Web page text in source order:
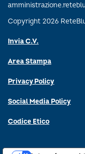
Copyright 2026
Invia C.V.
Area Stampa
Privacy Policy
Social Media Policy
Codice Etico